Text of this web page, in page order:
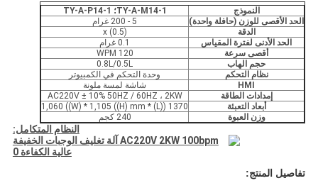
النموذج
TY-A-M14-1؛ TY-A-P14-1
الحد الأقصى للوزن (حافلة واحدة)
5 - 200 غرام
الدقة
x (0.5)
الحد الأدنى لفترة المقياس
0.1 غرام
أقصى سرعة
120 WPM
حجم الهاب
0.8L/0.5L
نظام التحكم
وحدة التحكم في الكمبيوتر
HMI
شاشة لمسة ملونة
إمدادات الطاقة
AC220V ± 10% 50HZ / 60HZ ، 2KW
أبعاد التعبئة
1370 ((L) * 1,060 ((W) * 1,105 ((H) mm
وزن العبوة
240 كجم
النظام المتكامل:
تفاصيل المنتج: